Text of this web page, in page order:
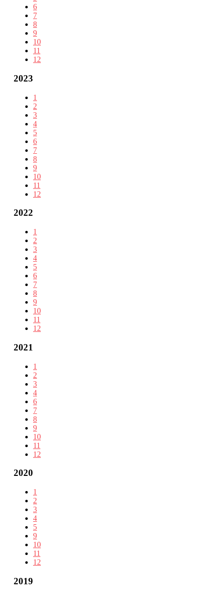
6
7
8
9
10
11
12
2023
1
2
3
4
5
6
7
8
9
10
11
12
2022
1
2
3
4
5
6
7
8
9
10
11
12
2021
1
2
3
4
6
7
8
9
10
11
12
2020
1
2
3
4
5
9
10
11
12
2019